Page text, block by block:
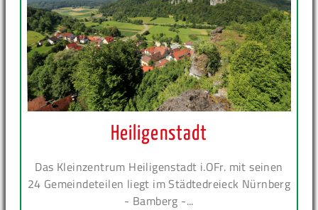
Heiligenstadt
Das Kleinzentrum Heiligenstadt i.OFr. mit seinen
24 Gemeindeteilen liegt im Städtedreieck Nürnberg
- Bamberg -...